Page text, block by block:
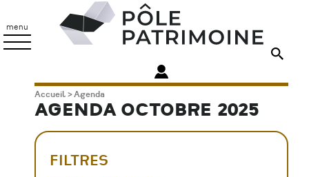
contenu
principal
menu
Patrimoine
Fil
d'Ariane
Accueil Agenda
AGENDA OCTOBRE 2025
FILTRES